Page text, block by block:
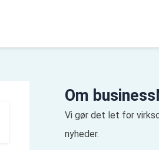
Om
Vi gør det let for
nyheder.